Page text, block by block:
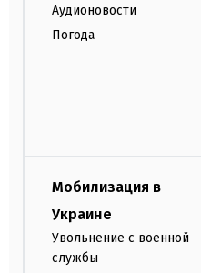
Аудионовости
Погода
Мобилизация в
Украине
Увольнение с военной
службы